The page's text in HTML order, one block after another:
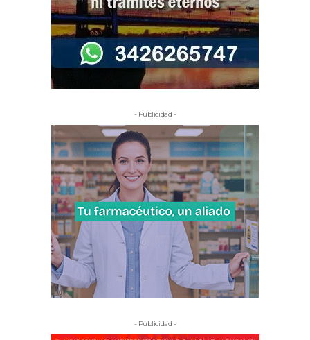
- Publicidad -
- Publicidad -